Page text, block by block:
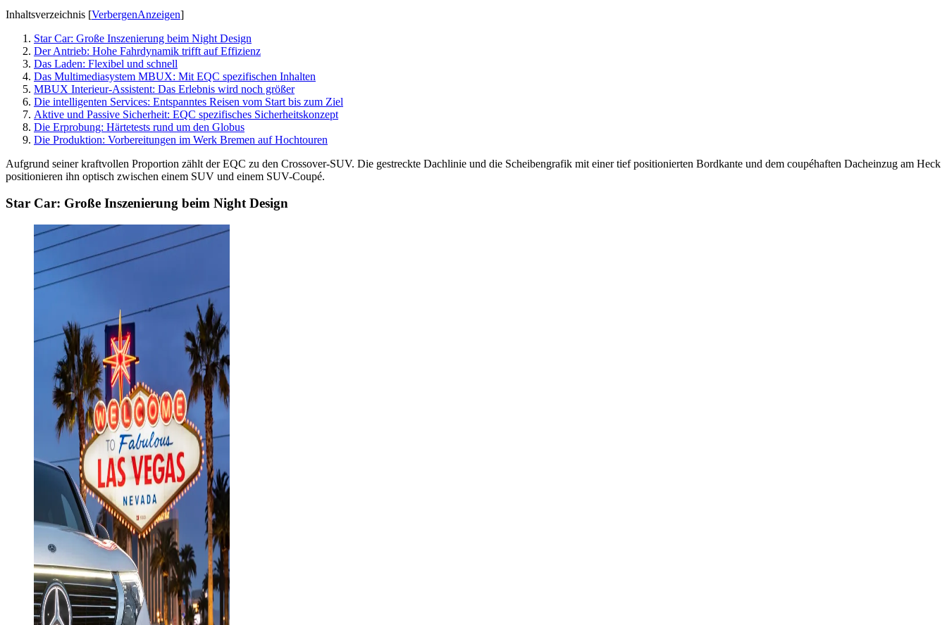
Inhaltsverzeichnis [VerbergenAnzeigen]
Star Car: Große Inszenierung beim Night Design
Der Antrieb: Hohe Fahrdynamik trifft auf Effizienz
Das Laden: Flexibel und schnell
Das Multimediasystem MBUX: Mit EQC spezifischen Inhalten
MBUX Interieur-Assistent: Das Erlebnis wird noch größer
Die intelligenten Services: Entspanntes Reisen vom Start bis zum Ziel
Aktive und Passive Sicherheit: EQC spezifisches Sicherheitskonzept
Die Erprobung: Härtetests rund um den Globus
Die Produktion: Vorbereitungen im Werk Bremen auf Hochtouren
Aufgrund seiner kraftvollen Proportion zählt der EQC zu den Crossover-SUV. Die gestreckte Dachlinie und die Scheibengrafik mit einer tief positionierten Bordkante und dem coupéhaften Dacheinzug am Heck
positionieren ihn optisch zwischen einem SUV und einem SUV-Coupé.
Star Car: Große Inszenierung beim Night Design